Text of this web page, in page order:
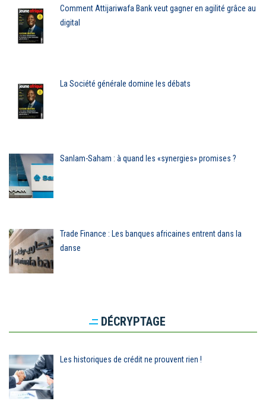
Comment Attijariwafa Bank veut gagner en agilité grâce au
digital
La Société générale domine les débats
Sanlam-Saham : à quand les «synergies» promises ?
Trade Finance : Les banques africaines entrent dans la
danse
DÉCRYPTAGE
Les historiques de crédit ne prouvent rien !